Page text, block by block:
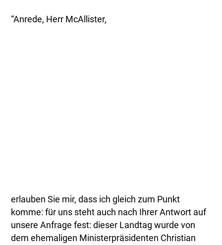
“Anrede, Herr McAllister,
erlauben Sie mir, dass ich gleich zum Punkt
komme: für uns steht auch nach Ihrer Antwort auf
unsere Anfrage fest: dieser Landtag wurde von
dem ehemaligen Ministerpräsidenten Christian